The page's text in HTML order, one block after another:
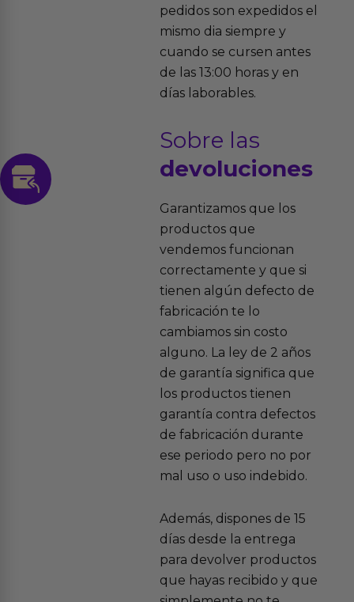
pedidos son expedidos el
mismo dia siempre y
cuando se cursen antes
de las 13:00 horas y en
días laborables.
Sobre las
devoluciones
Garantizamos que los
productos que
vendemos funcionan
correctamente y que si
tienen algún defecto de
fabricación te lo
cambiamos sin costo
alguno. La ley de 2 años
de garantía significa que
los productos tienen
garantía contra defectos
de fabricación durante
ese periodo pero no por
mal uso o uso indebido.
Además, dispones de 15
días desde la entrega
para devolver productos
que hayas recibido y que